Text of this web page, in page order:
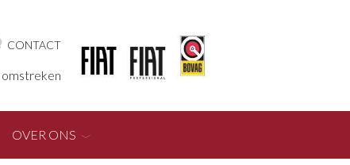
CONTACT
omstreken
OVER ONS